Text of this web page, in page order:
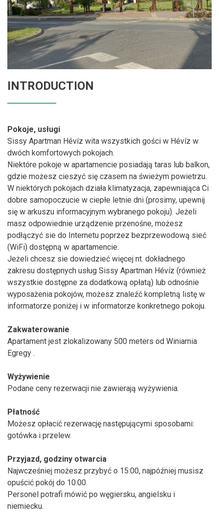
INTRODUCTION
Pokoje, usługi
Sissy Apartman Hévíz wita wszystkich gości w Hévíz w
dwóch komfortowych pokojach.
Niektóre pokoje w apartamencie posiadają taras lub balkon,
gdzie możesz cieszyć się czasem na świeżym powietrzu.
W niektórych pokojach działa klimatyzacja, zapewniająca Ci
dobre samopoczucie w ciepłe letnie dni (prosimy, upewnij
się w arkuszu informacyjnym wybranego pokoju). Jeżeli
masz odpowiednie urządzenie przenośne, możesz
podłączyć sie do Internetu poprzez bezprzewodową sieć
(WiFi) dostępną w apartamencie.
Jeżeli chcesz sie dowiedzieć więcej nt. dokładnego
zakresu dostępnych usług Sissy Apartman Hévíz (również
wszystkie dostępne za dodatkową opłatą) lub odnośnie
wyposażenia pokojów, możesz znaleźć kompletną listę w
informatorze poniżej i w informatorze konkretnego pokoju.
Zakwaterowanie
Apartament jest zlokalizowany 500 meters od Winiarnia
Egregy .
Wyżywienie
Podane ceny rezerwacji nie zawierają wyżywienia.
Płatność
Możesz opłacić rezerwację następującymi sposobami:
gotówka i przelew.
Przyjazd, godziny otwarcia
Najwcześniej możesz przybyć o 15:00, najpóźniej musisz
opuścić pokój do 10:00.
Personel potrafi mówić po węgiersku, angielsku i
niemiecku.